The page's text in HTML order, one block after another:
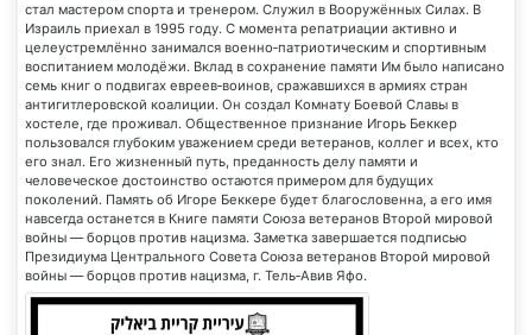
стал мастером спорта и тренером. Служил в Вооружённых Силах. В
Израиль приехал в 1995 году. С момента репатриации активно и
целеустремлённо занимался военно‑патриотическим и спортивным
воспитанием молодёжи. Вклад в сохранение памяти Им было написано
семь книг о подвигах евреев‑воинов, сражавшихся в армиях стран
антигитлеровской коалиции. Он создал Комнату Боевой Славы в
хостеле, где проживал. Общественное признание Игорь Беккер
пользовался глубоким уважением среди ветеранов, коллег и всех, кто
его знал. Его жизненный путь, преданность делу памяти и
человеческое достоинство остаются примером для будущих
поколений. Память об Игоре Беккере будет благословенна, а его имя
навсегда останется в Книге памяти Союза ветеранов Второй мировой
войны — борцов против нацизма. Заметка завершается подписью
Президиума Центрального Совета Союза ветеранов Второй мировой
войны — борцов против нацизма, г. Тель‑Авив Яфо.